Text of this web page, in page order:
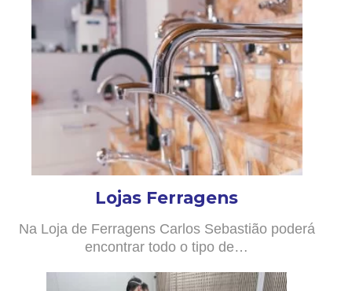
Lojas Ferragens
Na Loja de Ferragens Carlos Sebastião poderá
encontrar todo o tipo de…